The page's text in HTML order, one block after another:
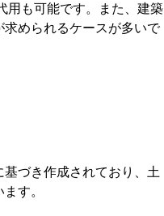
用も可能です。また、建築
められるケースが多いで
づき作成されており、土
す。